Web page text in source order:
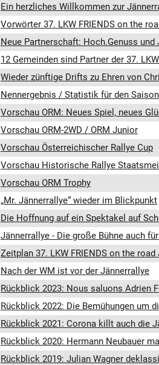
Ein herzliches Willkommen zur
Vorwörter 37. LKW FRIENDS on the
Neue Partnerschaft: Hoch.Genuss
12 Gemeinden sind Partner der 37.
Wieder zünftige Drifts zu Ehren von
Nennergebnis / Statistik für den
Vorschau ORM: Neues Spiel, neues
Vorschau ORM-2WD / ORM Junior
Vorschau Österreichischer Rallye Cup
Vorschau Historische Rallye
Vorschau ORM Trophy
„Mr. Jännerrallye“ wieder im Blickpunkt
Die Hoffnung auf ein Spektakel auf
Jännerrallye - Die große Bühne auch
Zeitplan 37. LKW FRIENDS on the
Nach der WM ist vor der Jännerrallye
Rückblick 2023: Nous saluons Adrien
Rückblick 2022: Die Bemühungen um
Rückblick 2021: Corona killt auch die
Rückblick 2020: Hermann Neubauer
Rückblick 2019: Julian Wagner